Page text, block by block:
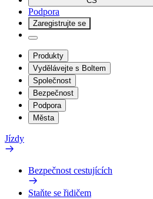
Podpora
Zaregistrujte se
Produkty
Vydělávejte s Boltem
Společnost
Bezpečnost
Podpora
Města
Jízdy
Bezpečnost cestujících
Staňte se řidičem